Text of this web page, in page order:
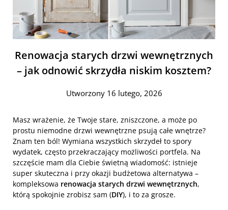
Renowacja starych drzwi wewnętrznych
– jak odnowić skrzydła niskim kosztem?
Utworzony 16 lutego, 2026
Masz wrażenie, że Twoje stare, zniszczone, a może po
prostu niemodne drzwi wewnętrzne psują całe wnętrze?
Znam ten ból! Wymiana wszystkich skrzydeł to spory
wydatek, często przekraczający możliwości portfela. Na
szczęście mam dla Ciebie świetną wiadomość: istnieje
super skuteczna i przy okazji budżetowa alternatywa –
kompleksowa renowacja starych drzwi wewnętrznych,
którą spokojnie zrobisz sam (DIY), i to za grosze.